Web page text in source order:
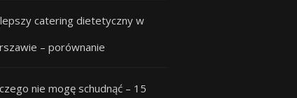
catering dietetyczny w
– porównanie
nie mogę schudnąć – 15